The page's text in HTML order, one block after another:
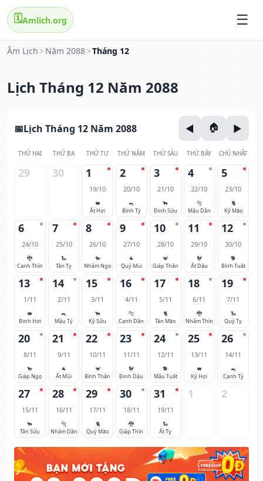
🗓️Amlich.org
Âm Lịch > Năm 2088>Tháng 12
Lịch Tháng 12 Năm 2088
Lịch Tháng 12 Năm 2088
THỨ HAI THỨ BA THỨ TƯ THỨ NĂM THỨ SÁU THỨ BẢY CHỦ NHẬT
29 30 1
19/10
🐖
Ất Hợi
2
20/10
🐀
Bính Tý
3
21/10
🐂
Đinh Sửu
4
22/10
🐅
Mậu Dần
5
23/10
🐈
Kỷ Mão
6
24/10
🐉
Canh Thìn
7
25/10
🐍
Tân Tỵ
8
26/10
🐎
Nhâm Ngọ
9
27/10
🐐
Quý Mùi
10
28/10
🐒
Giáp Thân
11
29/10
🐓
Ất Dậu
12
30/10
🐕
Bính Tuất
13
1/11
🐖
Đinh Hợi
14
2/11
🐀
Mậu Tý
15
3/11
🐂
Kỷ Sửu
16
4/11
🐅
Canh Dần
17
5/11
🐈
Tân Mão
18
6/11
🐉
Nhâm Thìn
19
7/11
🐍
Quý Tỵ
20
8/11
🐎
Giáp Ngọ
21
9/11
🐐
Ất Mùi
22
10/11
🐒
Bính Thân
23
11/11
🐓
Đinh Dậu
24
12/11
🐕
Mậu Tuất
25
13/11
🐖
Kỷ Hợi
26
14/11
🐀
Canh Tý
27
15/11
🐂
Tân Sửu
28
16/11
🐅
Nhâm Dần
29
17/11
🐈
Quý Mão
30
18/11
🐉
Giáp Thìn
31
19/11
🐍
Ất Tỵ
1 2